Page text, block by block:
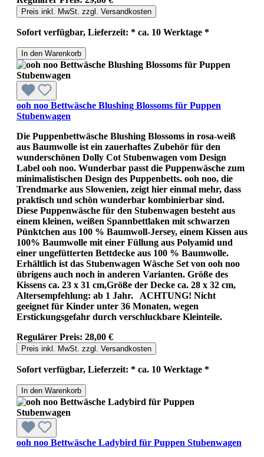
Preis inkl. MwSt. zzgl. Versandkosten
Sofort verfügbar, Lieferzeit: * ca. 10 Werktage *
In den Warenkorb
ooh noo Bettwäsche Blushing Blossoms für Puppen
Stubenwagen
Die Puppenbettwäsche Blushing Blossoms in rosa-weiß
aus Baumwolle ist ein zauerhaftes Zubehör für den
wunderschönen Dolly Cot Stubenwagen vom Design
Label ooh noo. Wunderbar passt die Puppenwäsche zum
minimalistischen Design des Puppenbetts. ooh noo, die
Trendmarke aus Slowenien, zeigt hier einmal mehr, dass
praktisch und schön wunderbar kombinierbar sind.
Diese Puppenwäsche für den Stubenwagen besteht aus
einem kleinen, weißen Spannbettlaken mit schwarzen
Pünktchen aus 100 % Baumwoll-Jersey, einem Kissen aus
100% Baumwolle mit einer Füllung aus Polyamid und
einer ungefütterten Bettdecke aus 100 % Baumwolle.
Erhältlich ist das Stubenwagen Wäsche Set von ooh noo
übrigens auch noch in anderen Varianten. Größe des
Kissens ca. 23 x 31 cm,Größe der Decke ca. 28 x 32 cm,
Altersempfehlung: ab 1 Jahr. ACHTUNG! Nicht
geeignet für Kinder unter 36 Monaten, wegen
Erstickungsgefahr durch verschluckbare Kleinteile.
Regulärer Preis: 28,00 €
Preis inkl. MwSt. zzgl. Versandkosten
Sofort verfügbar, Lieferzeit: * ca. 10 Werktage *
In den Warenkorb
ooh noo Bettwäsche Ladybird für Puppen Stubenwagen